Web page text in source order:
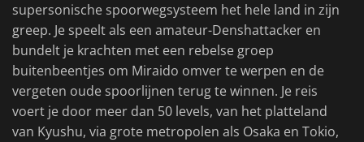
supersonische spoorwegsysteem het hele land in zijn
greep. Je speelt als een amateur-Denshattacker en
bundelt je krachten met een rebelse groep
buitenbeentjes om Miraido omver te werpen en de
vergeten oude spoorlijnen terug te winnen. Je reis
voert je door meer dan 50 levels, van het platteland
van Kyushu, via grote metropolen als Osaka en Tokio,